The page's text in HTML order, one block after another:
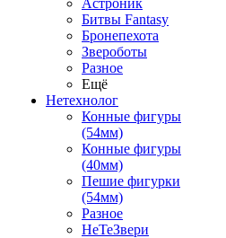
Астроник
Битвы Fantasy
Бронепехота
Звероботы
Разное
Ещё
Нетехнолог
Конные фигуры
(54мм)
Конные фигуры
(40мм)
Пешие фигурки
(54мм)
Разное
НеТеЗвери